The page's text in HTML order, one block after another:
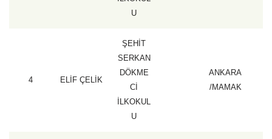
U
4 ELİF ÇELİK
ŞEHİT
SERKAN
DÖKME
Cİ
İLKOKUL
U
ANKARA
/MAMAK